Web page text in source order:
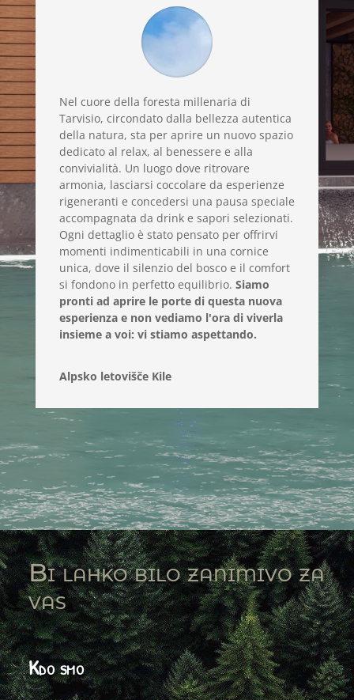
Nel cuore della foresta millenaria di
Tarvisio, circondato dalla bellezza autentica
della natura, sta per aprire un nuovo spazio
dedicato al relax, al benessere e alla
convivialità. Un luogo dove ritrovare
armonia, lasciarsi coccolare da esperienze
rigeneranti e concedersi una pausa speciale
accompagnata da drink e sapori selezionati.
Ogni dettaglio è stato pensato per offrirvi
momenti indimenticabili in una cornice
unica, dove il silenzio del bosco e il comfort
si fondono in perfetto equilibrio. Siamo
pronti ad aprire le porte di questa nuova
esperienza e non vediamo l'ora di viverla
insieme a voi: vi stiamo aspettando.
Alpsko letovišče Kile
Bi lahko bilo zanimivo za
vas
Kdo smo